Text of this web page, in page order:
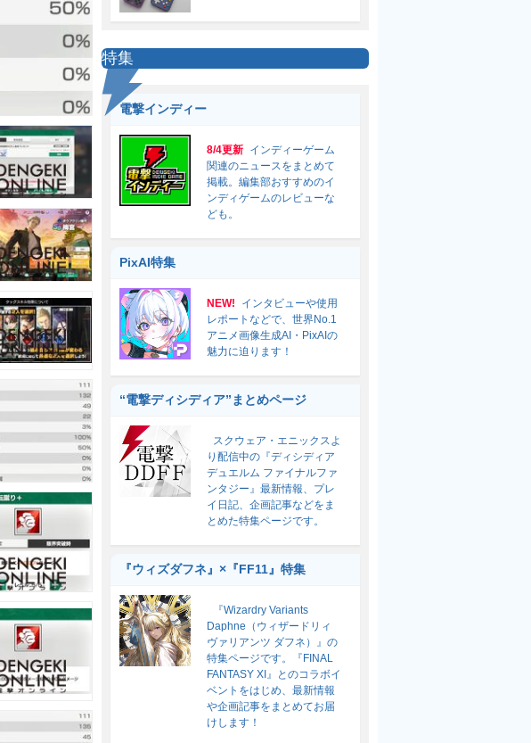
特集
電撃インディー
8/4更新 インディーゲーム
関連のニュースをまとめて
掲載。編集部おすすめのイ
ンディゲームのレビューな
ども。
PixAI特集
NEW!
インタビューや使用
レポートなどで、世界No.1
アニメ画像生成AI・PixAIの
魅力に迫ります！
“電撃ディシディア”まとめページ
スクウェア・エニックスよ
り配信中の『ディシディア
デュエルム ファイナルファ
ンタジー』最新情報、プレ
イ日記、企画記事などをま
とめた特集ページです。
『ウィズダフネ』×『FF11』特集
『Wizardry Variants
Daphne（ウィザードリィ
ヴァリアンツ ダフネ）』の
特集ページです。『FINAL
FANTASY XI』とのコラボイ
ベントをはじめ、最新情報
や企画記事をまとめてお届
けします！